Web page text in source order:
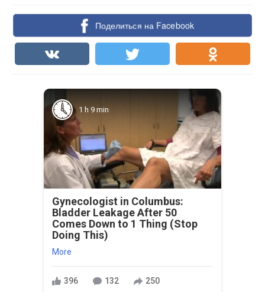
Поделиться на Facebook
1 h 9 min
Gynecologist in Columbus:
Bladder Leakage After 50
Comes Down to 1 Thing (Stop
Doing This)
More
396 132 250